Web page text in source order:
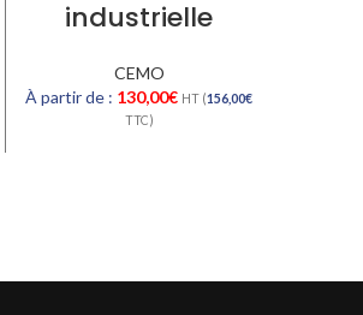
industrielle
CEMO
À partir de : 130,00€ HT (156,00€
TTC)